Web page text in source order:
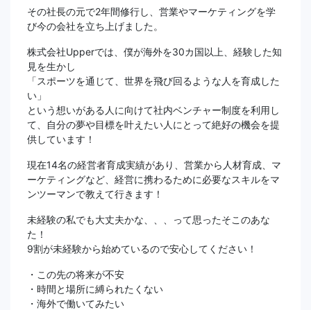
その社長の元で2年間修行し、営業やマーケティングを学
び今の会社を立ち上げました。
株式会社Upperでは、僕が海外を30カ国以上、経験した知
見を生かし
「スポーツを通じて、世界を飛び回るような人を育成した
い」
という想いがある人に向けて社内ベンチャー制度を利用し
て、自分の夢や目標を叶えたい人にとって絶好の機会を提
供しています！
現在14名の経営者育成実績があり、営業から人材育成、マ
ーケティングなど、経営に携わるために必要なスキルをマ
ンツーマンで教えて行きます！
未経験の私でも大丈夫かな、、、って思ったそこのあな
た！
9割が未経験から始めているので安心してください！
・この先の将来が不安
・時間と場所に縛られたくない
・海外で働いてみたい